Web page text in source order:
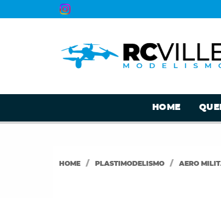
HOME
HOME PLASTIMODELISMO AERO